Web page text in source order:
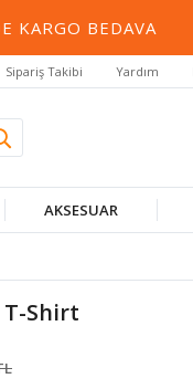
BEDAVA
Sipariş Takibi Yardım
AKSESUAR
T-Shirt